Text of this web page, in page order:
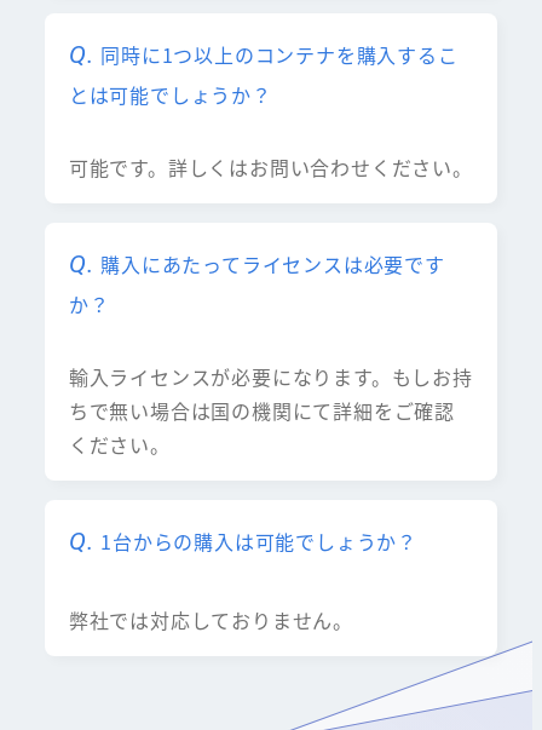
同時に1つ以上のコンテナを購入するこ
とは可能でしょうか？
可能です。詳しくはお問い合わせください。
購入にあたってライセンスは必要です
か？
輸入ライセンスが必要になります。もしお持
ちで無い場合は国の機関にて詳細をご確認
ください。
1台からの購入は可能でしょうか？
弊社では対応しておりません。